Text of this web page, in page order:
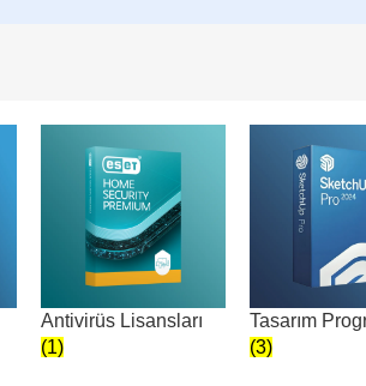
Antivirüs Lisansları
(1)
Tasarım
(3)